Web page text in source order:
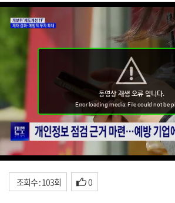
조회수 : 103회 0